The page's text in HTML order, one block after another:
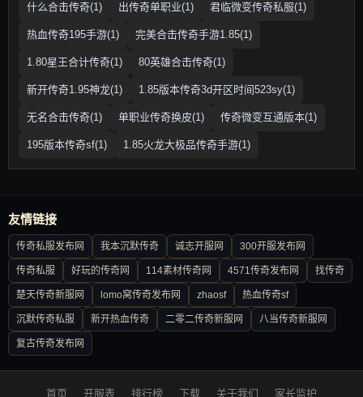
什么合击传奇(1) 出传奇单职业(1) 君临微变传奇私服(1)
热血传奇195手游(1) 完美合击传奇手游1.85(1)
1.80星王合计传奇(1) 80英雄合击传奇(1)
新开传奇1.95神龙(1) 1.85版本传奇3d开区时间523sy(1)
无名合击传奇(1) 单职业传奇换皮(1) 传奇微变互通版本(1)
195版本传奇sf(1) 1.85火龙大极品传奇手游(1)
友情链接
传奇私服发布网 我本沉默传奇 诚志开服网 300开服发布网
传奇私服 好玩的传奇网 114素材传奇网 4571传奇发布网 找传奇
楚天传奇新服网 lomo窝传奇发布网 zhaosf 热血传奇sf
沉默传奇私服 新开热血传奇 二零二传奇新服网 八当传奇新服网
复古传奇发布网
首页 开服表 排行榜 下载 关于我们 家长监护